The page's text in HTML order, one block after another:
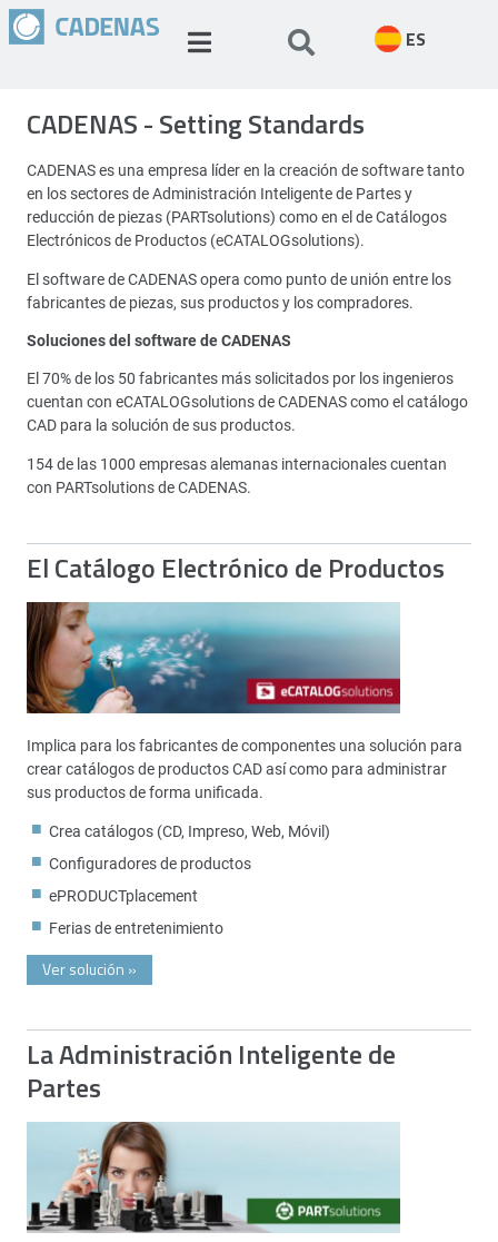
ES
CADENAS - Setting Standards
CADENAS es una empresa líder en la creación de software tanto
en los sectores de Administración Inteligente de Partes y
reducción de piezas (PARTsolutions) como en el de Catálogos
Electrónicos de Productos (eCATALOGsolutions).
El software de CADENAS opera como punto de unión entre los
fabricantes de piezas, sus productos y los compradores.
Soluciones del software de CADENAS
El 70% de los 50 fabricantes más solicitados por los ingenieros
cuentan con eCATALOGsolutions de CADENAS como el catálogo
CAD para la solución de sus productos.
154 de las 1000 empresas alemanas internacionales cuentan
con PARTsolutions de CADENAS.
El Catálogo Electrónico de Productos
Implica para los fabricantes de componentes una solución para
crear catálogos de productos CAD así como para administrar
sus productos de forma unificada.
Crea catálogos (CD, Impreso, Web, Móvil)
Configuradores de productos
ePRODUCTplacement
Ferias de entretenimiento
Ver solución »
La Administración Inteligente de
Partes